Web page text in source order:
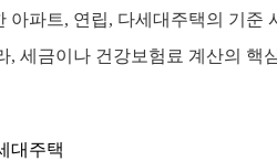
아파트, 연립, 다세대주택의 기
, 세금이나 건강보험료 계산의 핵
대주택